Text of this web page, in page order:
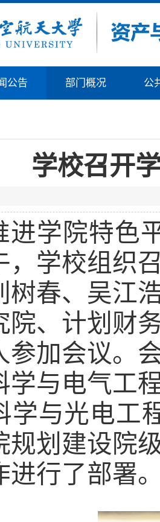
公告 部门概况 公
学校召开
进学院特色
学校组织
树春、吴江
院、计划财
参加会议。
学与电气工
学与光电工
规划建设院
进行了部署